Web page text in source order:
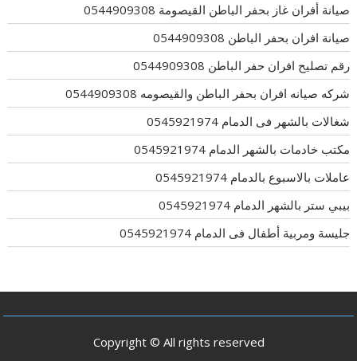
صيانة أفران غاز بحفر الباطن القيصومة 0544909308
صيانة افران بحفر الباطن 0544909308
رقم تصليح افران حفر الباطن 0544909308
شركه صيانه افران بحفر الباطن والقيصومه 0544909308
شغالات بالشهر فى الدمام 0545921974
مكتب خادمات بالشهر الدمام 0545921974
عاملات بالاسبوع بالدمام 0545921974
بيبي ستر بالشهر الدمام 0545921974
جليسة ومربية أطفال فى الدمام 0545921974
Copyright © All rights reserved